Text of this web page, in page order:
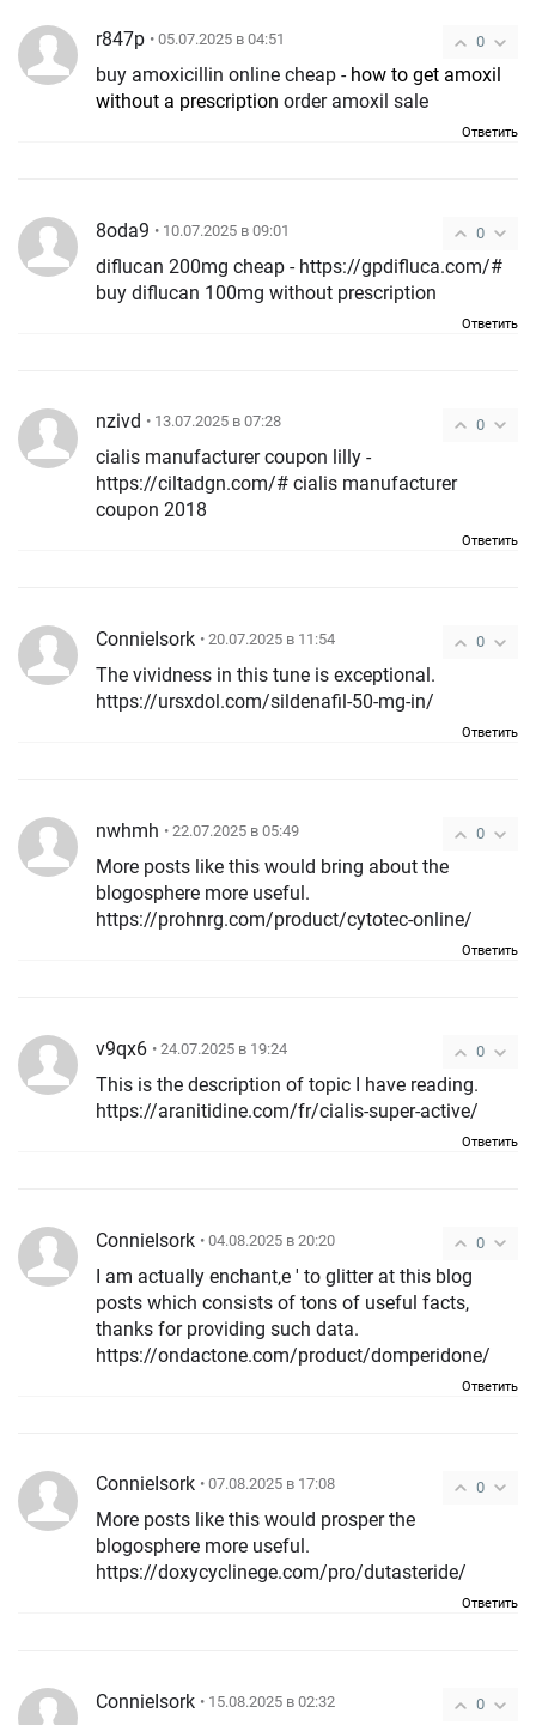
0
r847p • 05.07.2025 в 04:51
buy amoxicillin online cheap - how to get amoxil
without a prescription order amoxil sale
Ответить
0
8oda9 • 10.07.2025 в 09:01
diflucan 200mg cheap - https://gpdifluca.com/#
buy diflucan 100mg without prescription
Ответить
0
nzivd • 13.07.2025 в 07:28
cialis manufacturer coupon lilly -
https://ciltadgn.com/# cialis manufacturer
coupon 2018
Ответить
0
ConnieIsork • 20.07.2025 в 11:54
The vividness in this tune is exceptional.
https://ursxdol.com/sildenafil-50-mg-in/
Ответить
0
nwhmh • 22.07.2025 в 05:49
More posts like this would bring about the
blogosphere more useful.
https://prohnrg.com/product/cytotec-online/
Ответить
0
v9qx6 • 24.07.2025 в 19:24
This is the description of topic I have reading.
https://aranitidine.com/fr/cialis-super-active/
Ответить
0
ConnieIsork • 04.08.2025 в 20:20
I am actually enchant‚e ' to glitter at this blog
posts which consists of tons of useful facts,
thanks for providing such data.
https://ondactone.com/product/domperidone/
Ответить
0
ConnieIsork • 07.08.2025 в 17:08
More posts like this would prosper the
blogosphere more useful.
https://doxycyclinege.com/pro/dutasteride/
Ответить
0
ConnieIsork • 15.08.2025 в 02:32